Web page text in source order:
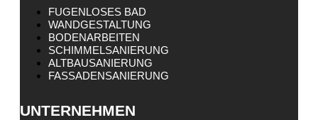
FUGENLOSES BAD
WANDGESTALTUNG
BODENARBEITEN
SCHIMMELSANIERUNG
ALTBAUSANIERUNG
FASSADENSANIERUNG
UNTERNEHMEN